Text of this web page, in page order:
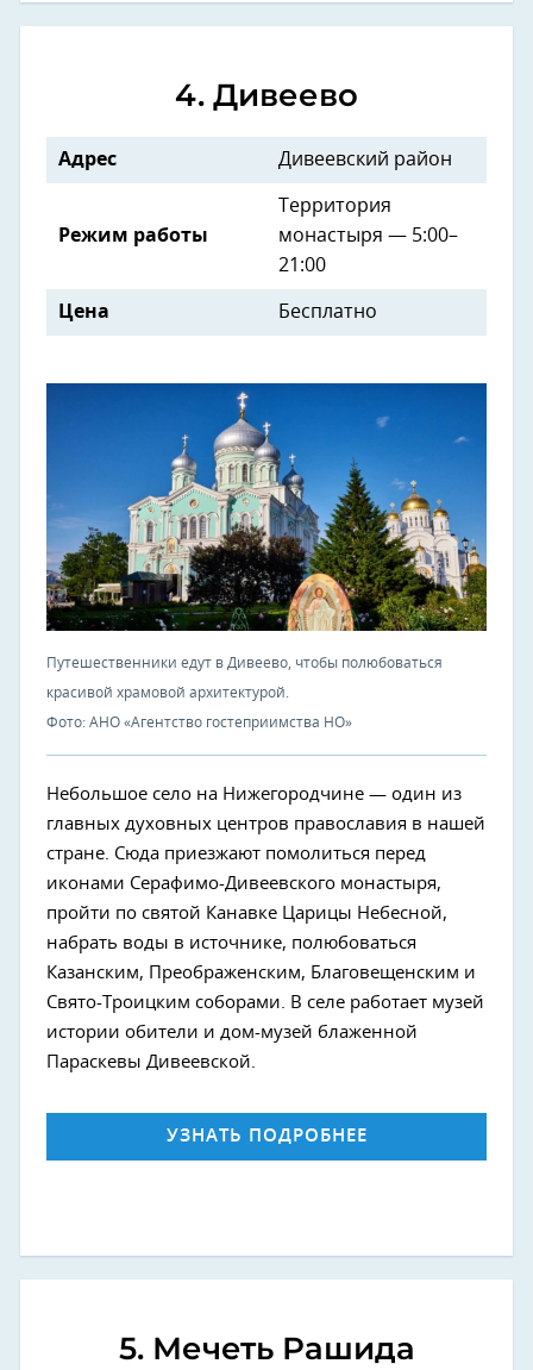
4. Дивеево
Адрес Дивеевский район
Режим работы
Территория
монастыря — 5:00–
21:00
Цена Бесплатно
Путешественники едут в Дивеево, чтобы полюбоваться
красивой храмовой архитектурой.
Фото: АНО «Агентство гостеприимства НО»
Небольшое село на Нижегородчине — один из
главных духовных центров православия в нашей
стране. Сюда приезжают помолиться перед
иконами Серафимо-Дивеевского монастыря,
пройти по святой Канавке Царицы Небесной,
набрать воды в источнике, полюбоваться
Казанским, Преображенским, Благовещенским и
Свято-Троицким соборами. В селе работает музей
истории обители и дом-музей блаженной
Параскевы Дивеевской.
УЗНАТЬ ПОДРОБНЕЕ
5. Мечеть Рашида